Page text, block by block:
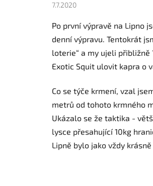
7.7.2020
Po první výpravě na Lipno
denní výpravu. Tentokrát
loterie“ a my ujeli přibližně
Exotic Squit ulovit kapra o
Co se týče krmení, vzal
metrů od tohoto krmného
Ukázalo se že taktika -
lysce přesahující 10kg
Lipně bylo jako vždy